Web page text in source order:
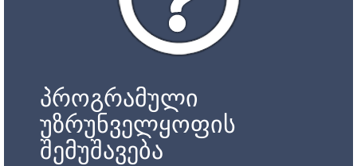
პროგრამული
უზრუნველყოფის
შემუშავება